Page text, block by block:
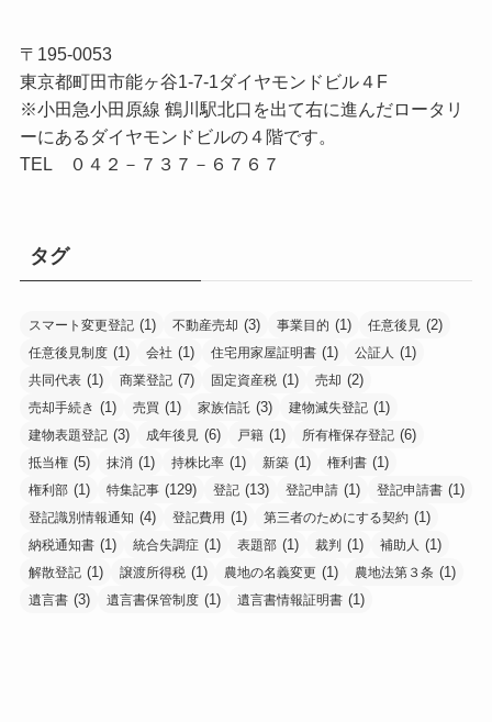
〒195-0053
東京都町田市能ヶ谷1-7-1ダイヤモンドビル４F
※小田急小田原線 鶴川駅北口を出て右に進んだロータリ
ーにあるダイヤモンドビルの４階です。
TEL ０４２－７３７－６７６７
タグ
スマート変更登記 (1) 不動産売却 (3) 事業目的 (1) 任意後見 (2)
任意後見制度 (1) 会社 (1) 住宅用家屋証明書 (1) 公証人 (1)
共同代表 (1) 商業登記 (7) 固定資産税 (1) 売却 (2)
売却手続き (1) 売買 (1) 家族信託 (3) 建物滅失登記 (1)
建物表題登記 (3) 成年後見 (6) 戸籍 (1) 所有権保存登記 (6)
抵当権 (5) 抹消 (1) 持株比率 (1) 新築 (1) 権利書 (1)
権利部 (1) 特集記事 (129) 登記 (13) 登記申請 (1) 登記申請書 (1)
登記識別情報通知 (4) 登記費用 (1) 第三者のためにする契約 (1)
納税通知書 (1) 統合失調症 (1) 表題部 (1) 裁判 (1) 補助人 (1)
解散登記 (1) 譲渡所得税 (1) 農地の名義変更 (1) 農地法第３条 (1)
遺言書 (3) 遺言書保管制度 (1) 遺言書情報証明書 (1)